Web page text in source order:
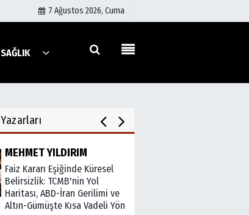
7 Ağustos 2026, Cuma
SAĞLIK
Çerez Politikası
Gizlilik İlkeleri
Yazarları
Mert YILDIRIM
AV. MÜSLÜM YAVUZ
Bedelini Herkes Öder
MEHMET YILDIRIM
Faiz Kararı Eşiğinde Küresel
Belirsizlik: TCMB'nin Yol
Haritası, ABD-İran Gerilimi ve
Altın-Gümüşte Kısa Vadeli Yön